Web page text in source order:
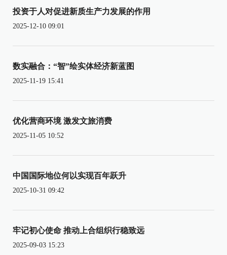
投资于人对促进新质生产力发展的作用
2025-12-10 09:01
数实融合：“智”绘实体经济新蓝图
2025-11-19 15:41
优化营商环境 激发文旅消费
2025-11-05 10:52
中国国际地位何以实现百年跃升
2025-10-31 09:42
牢记初心使命 推动上合组织行稳致远
2025-09-03 15:23